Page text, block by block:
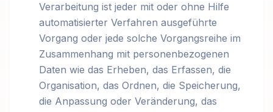
Verarbeitung ist jeder mit oder ohne Hilfe
automatisierter Verfahren ausgeführte
Vorgang oder jede solche Vorgangsreihe im
Zusammenhang mit personenbezogenen
Daten wie das Erheben, das Erfassen, die
Organisation, das Ordnen, die Speicherung,
die Anpassung oder Veränderung, das